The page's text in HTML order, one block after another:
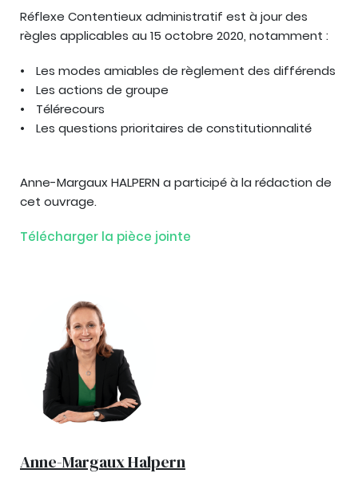
Réflexe Contentieux administratif est à jour des
règles applicables au 15 octobre 2020, notamment :
Les modes amiables de règlement des différends
Les actions de groupe
Télérecours
Les questions prioritaires de constitutionnalité
Anne-Margaux HALPERN a participé à la rédaction de
cet ouvrage.
Télécharger la pièce jointe
Anne-Margaux Halpern